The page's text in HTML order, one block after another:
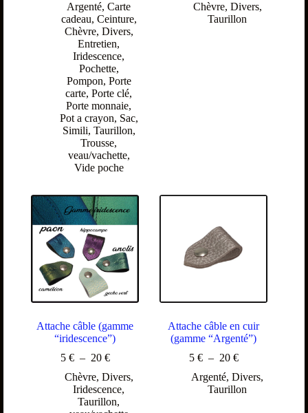
Argenté,Carte
cadeau, Ceinture,
Chèvre, Divers,
Entretien,
Iridescence,
Pochette,
Pompon, Porte
carte,Porte clé,
Porte monnaie,
Pot a crayon, Sac,
Simili, Taurillon,
Trousse,
veau/vachette,
Vide poche
Chèvre, Divers,
Taurillon
Attache câble (gamme
“iridescence”)
5 € – 20 €
Chèvre, Divers,
Iridescence,
Taurillon,
Attache câble en cuir
(gamme “Argenté”)
5 € – 20 €
Argenté,Divers,
Taurillon